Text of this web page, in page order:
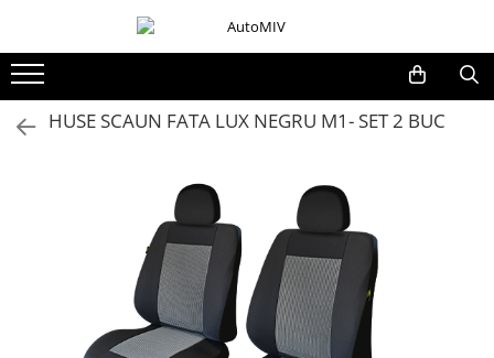
Oferta Saptamanii
Butoane Reglare Oglinzi
Butoane Blocare/Deblocare
Buton Frana
HUSE SCAUN FATA LUX NEGRU M1- SET 2 BUC